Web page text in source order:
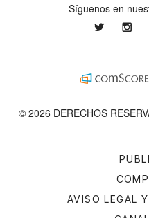
AVISO LEGAL
Síguenos en
© 2026 DERECHOS